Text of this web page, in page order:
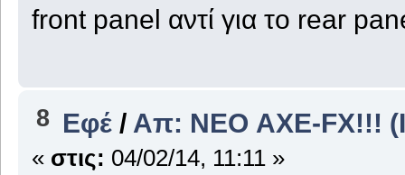
front panel αντί για το rear
8 Εφέ / Απ: ΝΕΟ AXE-FX!!!
« στις: 04/02/14, 11:11 »